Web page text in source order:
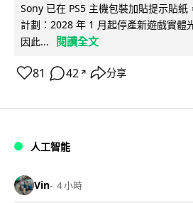
Sony 已在 PS5 主機包裝加貼提示貼
計劃：2028 年 1 月起停產新遊戲實體
因此...
閱讀全文
81 42 ↗ 分享
人工智能
Vin 4 小時